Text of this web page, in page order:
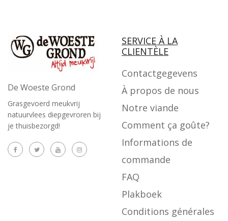
De Woeste Grond
Grasgevoerd meukvrij
natuurvlees diepgevroren bij
je thuisbezorgd!
SERVICE À LA
CLIENTÈLE
Contactgegevens
À propos de nous
Notre viande
Comment ça goûte?
Informations de
commande
FAQ
Plakboek
Conditions générales